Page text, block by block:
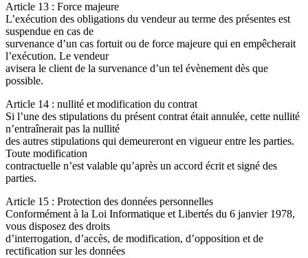
Article 13 : Force majeure
L’exécution des obligations du vendeur au terme des présentes est
suspendue en cas de
survenance d’un cas fortuit ou de force majeure qui en empêcherait
l’exécution. Le vendeur
avisera le client de la survenance d’un tel évènement dès que
possible.
Article 14 : nullité et modification du contrat
Si l’une des stipulations du présent contrat était annulée, cette nullité
n’entraînerait pas la nullité
des autres stipulations qui demeureront en vigueur entre les parties.
Toute modification
contractuelle n’est valable qu’après un accord écrit et signé des
parties.
Article 15 : Protection des données personnelles
Conformément à la Loi Informatique et Libertés du 6 janvier 1978,
vous disposez des droits
d’interrogation, d’accès, de modification, d’opposition et de
rectification sur les données